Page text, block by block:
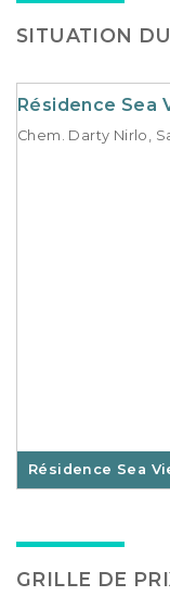
SITUATION
Résidence Sea
Chem. Darty Nirlo,
Résidence Sea
GRILLE DE